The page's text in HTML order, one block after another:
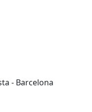
- Barcelona